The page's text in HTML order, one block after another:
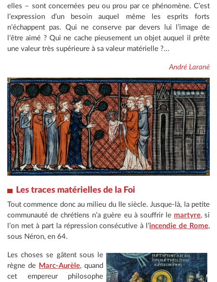
elles – sont concernées peu ou prou par ce phénomène. C’est
l’expression d’un besoin auquel même les esprits forts
n’échappent pas. Qui ne conserve par devers lui l’image de
l’être aimé ? Qui ne cache pieusement un objet auquel il prête
une valeur très supérieure à sa valeur matérielle ?...
André Larané
Les traces matérielles de la Foi
Tout commence donc au milieu du IIe siècle. Jusque-là, la petite
communauté de chrétiens n’a guère eu à souffrir le martyre, si
l’on met à part la répression consécutive à l’incendie de Rome,
sous Néron, en 64.
Les choses se gâtent sous le
règne de Marc-Aurèle, quand
cet empereur philosophe